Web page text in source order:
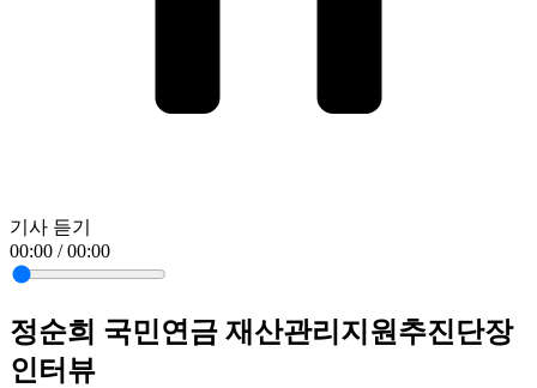
기사 듣기
00:00 / 00:00
정순희 국민연금 재산관리지원추진단장
인터뷰